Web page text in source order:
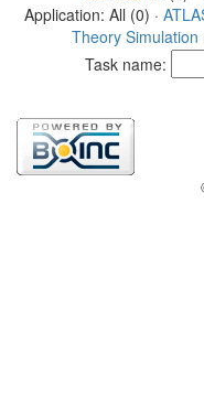
Application: All (0) ·
Theory Simulation
Task name: